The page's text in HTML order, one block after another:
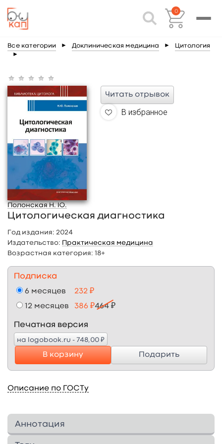
0
Все категории ► Доклиническая медицина ► Цитология
►
Читать отрывок
В избранное
Полонская Н. Ю.
Цитологическая диагностика
Год издания: 2024
Издательство: Практическая медицина
Возрастная категория: 18+
Подписка
6 месяцев 232 ₽
12 месяцев 386 ₽464 ₽
Печатная версия
на logobook.ru - 748,00 ₽
В корзину Подарить
Описание по ГОСТу
Аннотация
Данная книга отражает современный